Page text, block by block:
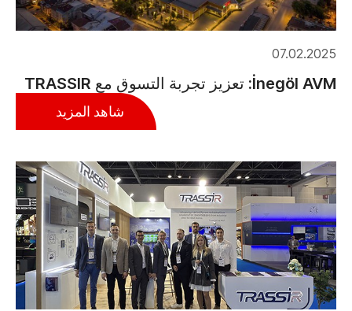
07.02.2025
İnegöl AVM: تعزيز تجربة التسوق مع TRASSIR
شاهد المزيد